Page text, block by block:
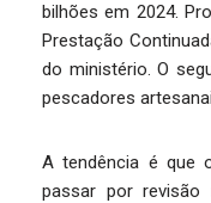
bilhões em 2024.
Prestação
do ministério. O
pescadores
A tendência é que
passar por revisão